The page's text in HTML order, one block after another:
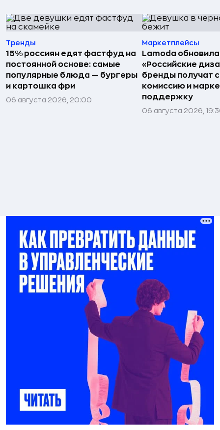
Тренды
15% россиян едят фастфуд на
постоянной основе: самые
популярные блюда — бургеры
и картошка фри
06 августа 2026, 20:00
Маркетплейсы
Lamoda
«Российские
бренды получат
комиссию и
поддержку
06 августа 2026,